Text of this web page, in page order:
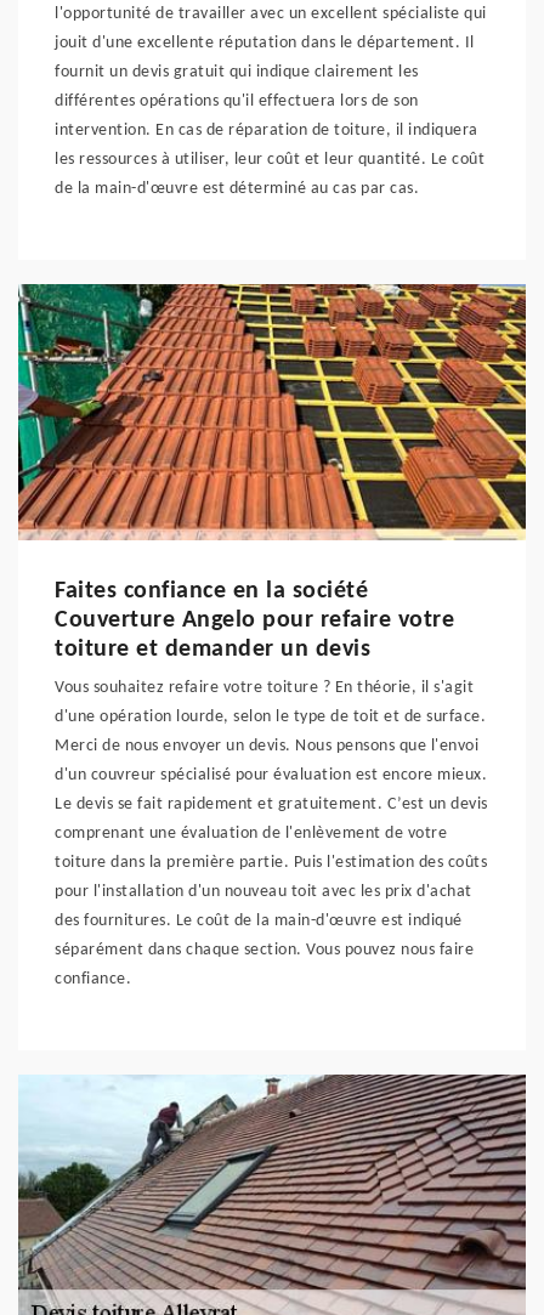
l'opportunité de travailler avec un excellent spécialiste qui
jouit d'une excellente réputation dans le département. Il
fournit un devis gratuit qui indique clairement les
différentes opérations qu'il effectuera lors de son
intervention. En cas de réparation de toiture, il indiquera
les ressources à utiliser, leur coût et leur quantité. Le coût
de la main-d'œuvre est déterminé au cas par cas.
Faites confiance en la société
Couverture Angelo pour refaire votre
toiture et demander un devis
Vous souhaitez refaire votre toiture ? En théorie, il s'agit
d'une opération lourde, selon le type de toit et de surface.
Merci de nous envoyer un devis. Nous pensons que l'envoi
d'un couvreur spécialisé pour évaluation est encore mieux.
Le devis se fait rapidement et gratuitement. C’est un devis
comprenant une évaluation de l'enlèvement de votre
toiture dans la première partie. Puis l'estimation des coûts
pour l'installation d'un nouveau toit avec les prix d'achat
des fournitures. Le coût de la main-d'œuvre est indiqué
séparément dans chaque section. Vous pouvez nous faire
confiance.